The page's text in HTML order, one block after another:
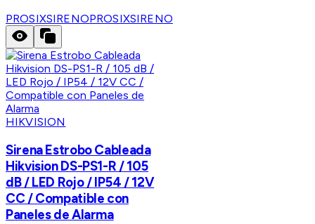
PROSIXSIRENOPROSIXSIRENO
HIKVISION
Sirena Estrobo Cableada
Hikvision DS-PS1-R / 105
dB / LED Rojo / IP54 / 12V
CC / Compatible con
Paneles de Alarma